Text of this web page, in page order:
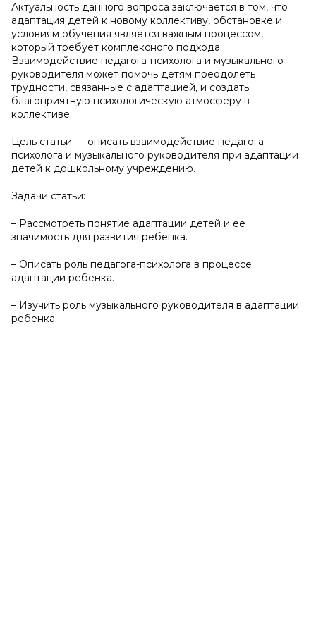
Актуальность данного вопроса заключается в том, что
адаптация детей к новому коллективу, обстановке и
условиям обучения является важным процессом,
который требует комплексного подхода.
Взаимодействие педагога-психолога и музыкального
руководителя может помочь детям преодолеть
трудности, связанные с адаптацией, и создать
благоприятную психологическую атмосферу в
коллективе.
Цель статьи — описать взаимодействие педагога-
психолога и музыкального руководителя при адаптации
детей к дошкольному учреждению.
Задачи статьи:
– Рассмотреть понятие адаптации детей и ее
значимость для развития ребенка.
– Описать роль педагога-психолога в процессе
адаптации ребенка.
– Изучить роль музыкального руководителя в адаптации
ребенка.